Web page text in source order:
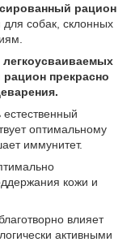
рацион
собак, склонных
прекрасно
естественный
оптимальному
иммунитет.
кожи и
влияет
активными